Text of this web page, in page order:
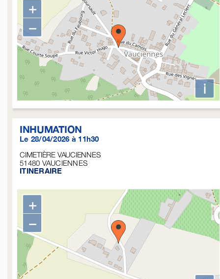
+
−
i
INHUMATION
Le 28/04/2026 à 11h30
CIMETIÈRE VAUCIENNES
51480 VAUCIENNES
ITINERAIRE
+
−